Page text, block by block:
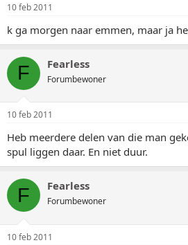
10 feb 2011
k ga morgen naar emmen, maar ja
F Fearless
Forumbewoner
10 feb 2011
Heb meerdere delen van die man
spul liggen daar. En niet duur.
F Fearless
Forumbewoner
10 feb 2011